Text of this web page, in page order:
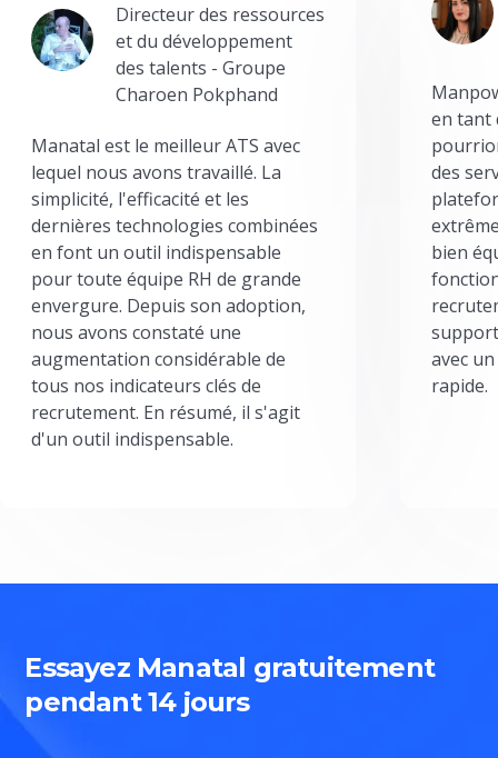
Directeur des ressources
et du développement
des talents - Groupe
Charoen Pokphand
Manatal est le meilleur ATS avec
lequel nous avons travaillé. La
simplicité, l'efficacité et les
dernières technologies combinées
en font un outil indispensable
pour toute équipe RH de grande
envergure. Depuis son adoption,
nous avons constaté une
augmentation considérable de
tous nos indicateurs clés de
recrutement. En résumé, il s'agit
d'un outil indispensable.
en tant
des
bien
avec
rapide.
Essayez Manatal gratuitement
pendant 14 jours